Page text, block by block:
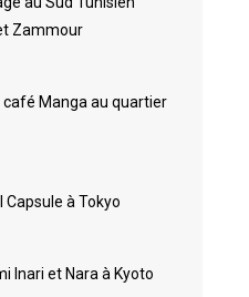
Zammour
café Manga au quartier
Capsule à Tokyo
Inari et Nara à Kyoto